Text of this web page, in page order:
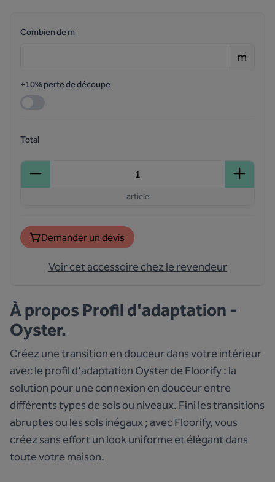
Combien de m
m
+10% perte de découpe
Total
article
Demander un devis
Voir cet accessoire chez le revendeur
À propos Profil d'adaptation -
Oyster.
Créez une transition en douceur dans votre intérieur
avec le profil d'adaptation Oyster de Floorify : la
solution pour une connexion en douceur entre
différents types de sols ou niveaux. Fini les transitions
abruptes ou les sols inégaux ; avec Floorify, vous
créez sans effort un look uniforme et élégant dans
toute votre maison.